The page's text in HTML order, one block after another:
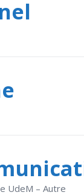
UdeM – Autre